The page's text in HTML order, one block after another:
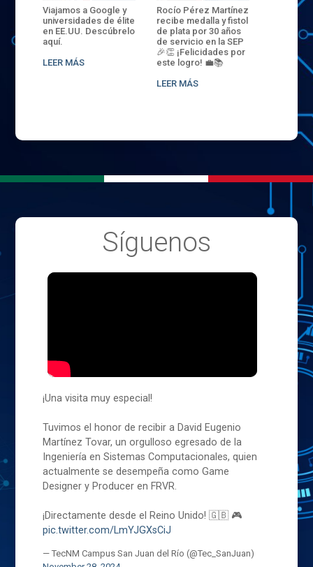
Viajamos a Google y
universidades de élite
en EE.UU. Descúbrelo
aquí.
LEER MÁS
Rocío Pérez Martínez
recibe medalla y fistol
de plata por 30 años
de servicio en la SEP
🎉👏 ¡Felicidades por
este logro! 💼📚
LEER MÁS
ENECB-
del
batalla.
32
sede
Síguenos
¡Una visita muy especial!
Tuvimos el honor de recibir a David Eugenio
Martínez Tovar, un orgulloso egresado de la
Ingeniería en Sistemas Computacionales, quien
actualmente se desempeña como Game
Designer y Producer en FRVR.
¡Directamente desde el Reino Unido! 🇬🇧 🎮
pic.twitter.com/LmYJGXsCiJ
— TecNM Campus San Juan del Río (@Tec_SanJuan)